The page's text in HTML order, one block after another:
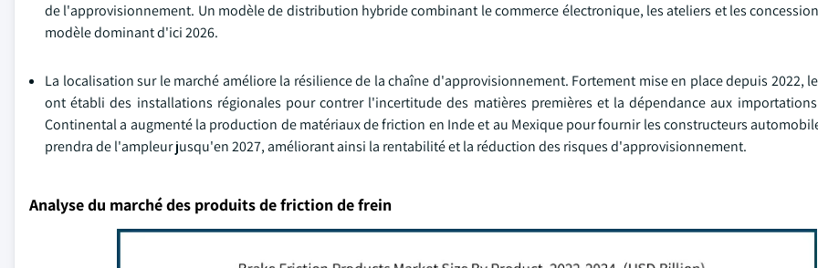
de l'approvisionnement. Un modèle de distribution hybride combinant le commerce électronique, les ateliers et les
modèle dominant d'ici 2026.
La localisation sur le marché améliore la résilience de la chaîne d'approvisionnement. Fortement mise en place depuis 2022,
ont établi des installations régionales pour contrer l'incertitude des matières premières et la dépendance aux
Continental a augmenté la production de matériaux de friction en Inde et au Mexique pour fournir les constructeurs
prendra de l'ampleur jusqu'en 2027, améliorant ainsi la rentabilité et la réduction des risques d'approvisionnement.
Analyse du marché des produits de friction de frein